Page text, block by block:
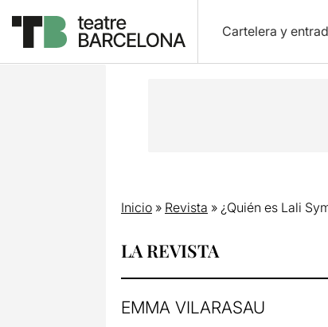
Cartelera y
Inicio» Revista » ¿Quién es Lali
LA REVISTA
EMMA VILARASAU